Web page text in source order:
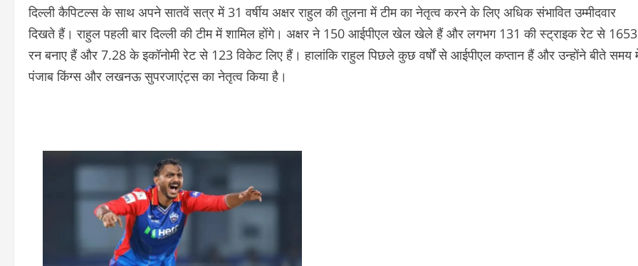
दिल्ली कैपिटल्स के साथ अपने सातवें सत्र में 31 वर्षीय अक्षर राहुल की तुलना में टीम का नेतृत्व करने के लिए अधिक संभावित उम्मीदवार
दिखते हैं। राहुल पहली बार दिल्ली की टीम में शामिल होंगे। अक्षर ने 150 आईपीएल खेल खेले हैं और लगभग 131 की स्ट्राइक रेट से 1653
रन बनाए हैं और 7.28 के इकॉनोमी रेट से 123 विकेट लिए हैं। हालांकि राहुल पिछले कुछ वर्षों से आईपीएल कप्तान हैं और उन्होंने बीते समय
पंजाब किंग्स और लखनऊ सुपरजाएंट्स का नेतृत्व किया है।